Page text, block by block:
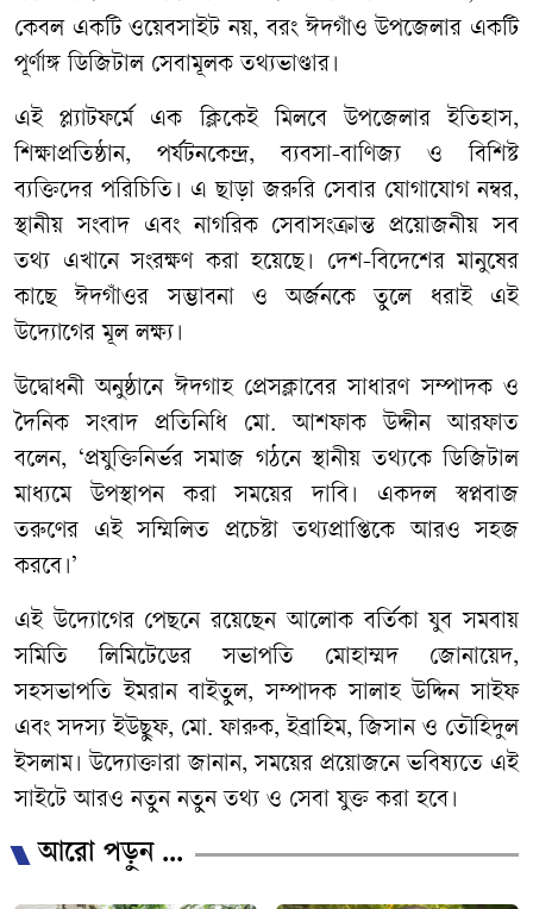
কেবল একটি ওয়েবসাইট নয়, বরং ঈদগাঁও উপজেলার একটি
পূর্ণাঙ্গ ডিজিটাল সেবামূলক তথ্যভাণ্ডার।
এই প্ল্যাটফর্মে এক ক্লিকেই মিলবে উপজেলার ইতিহাস,
শিক্ষাপ্রতিষ্ঠান, পর্যটনকেন্দ্র, ব্যবসা-বাণিজ্য ও বিশিষ্ট
ব্যক্তিদের পরিচিতি। এ ছাড়া জরুরি সেবার যোগাযোগ নম্বর,
স্থানীয় সংবাদ এবং নাগরিক সেবাসংক্রান্ত প্রয়োজনীয় সব
তথ্য এখানে সংরক্ষণ করা হয়েছে। দেশ-বিদেশের মানুষের
কাছে ঈদগাঁওর সম্ভাবনা ও অর্জনকে তুলে ধরাই এই
উদ্যোগের মূল লক্ষ্য।
উদ্বোধনী অনুষ্ঠানে ঈদগাহ প্রেসক্লাবের সাধারণ সম্পাদক ও
দৈনিক সংবাদ প্রতিনিধি মো. আশফাক উদ্দীন আরফাত
বলেন, ‘প্রযুক্তিনির্ভর সমাজ গঠনে স্থানীয় তথ্যকে ডিজিটাল
মাধ্যমে উপস্থাপন করা সময়ের দাবি। একদল স্বপ্নবাজ
তরুণের এই সম্মিলিত প্রচেষ্টা তথ্যপ্রাপ্তিকে আরও সহজ
করবে।’
এই উদ্যোগের পেছনে রয়েছেন আলোক বর্তিকা যুব সমবায়
সমিতি লিমিটেডের সভাপতি মোহাম্মদ জোনায়েদ,
সহসভাপতি ইমরান বাইতুল, সম্পাদক সালাহ উদ্দিন সাইফ
এবং সদস্য ইউছুফ, মো. ফারুক, ইব্রাহিম, জিসান ও তৌহিদুল
ইসলাম। উদ্যোক্তারা জানান, সময়ের প্রয়োজনে ভবিষ্যতে এই
সাইটে আরও নতুন নতুন তথ্য ও সেবা যুক্ত করা হবে।
আরো পড়ুন ...